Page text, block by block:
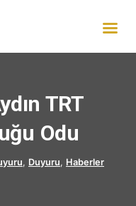
TRT
Odu
, Duyuru, Haberler